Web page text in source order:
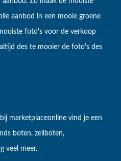
aanbod in een mooie groene
foto's voor de verkoop
des te mooier de foto's des
marketplaceonline vind je een
boten, zeilboten,
veel meer.